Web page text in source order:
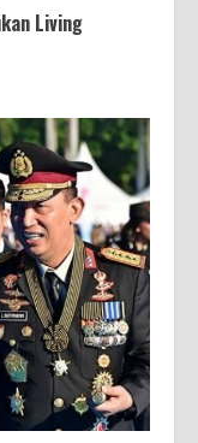
Living